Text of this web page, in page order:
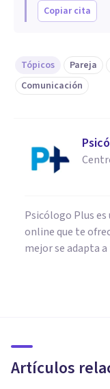
Copiar cita
Tópicos Pareja
Comunicación
Psicólogo Plus
online que te
mejor se adapta
Artículos
hacer